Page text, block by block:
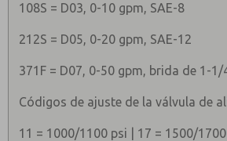
108S = D03, 0-10 gpm, SAE-8
212S = D05, 0-20 gpm, SAE-12
371F = D07, 0-50 gpm, brida de 1-1/
Códigos de ajuste de la válvula de
11 = 1000/1100 psi | 17 = 1500/